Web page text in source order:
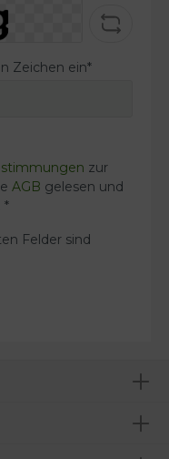
Zeichen ein*
zur
AGB gelesen und
*
Felder sind